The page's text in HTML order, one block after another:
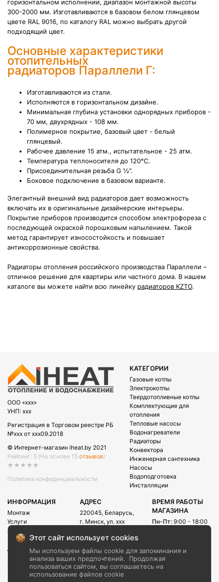
горизонтальном исполнении, диапазон монтажной высоты
300-2000 мм. Изготавливаются в базовом белом глянцевом
цвете RAL 9016, по каталогу RAL можно выбрать другой
подходящий цвет.
Основные характеристики
отопительных
радиаторов Параллели Г:
Изготавливаются из стали.
Исполняются в горизонтальном дизайне.
Минимальная глубина установки однорядных приборов -
70 мм, двухрядных - 108 мм.
Полимерное покрытие, базовый цвет - белый
глянцевый.
Рабочее давление 15 атм., испытательное - 25 атм.
Температура теплоносителя до 120°С.
Присоединительная резьба G ½".
Боковое подключение в базовом варианте.
Элегантный внешний вид радиаторов дает возможность
включать их в оригинальные дизайнерские интерьеры.
Покрытие приборов производится способом электрофореза с
последующей окраской порошковым напылением. Такой
метод гарантирует износостойкость и повышает
антикоррозионные свойства.
Радиаторы отопления российского производства Параллели –
отличное решение для квартиры или частного дома. В нашем
каталоге вы можете найти всю линейку радиаторов KZTO.
OOO «xxx»
УНП: xxx
Регистрация в Торговом реестре РБ
№xxx от xxx09.2018
© Интернет-магазин iheat.by 2021
Рейтинг: 5 (На основе 15 отзывов)
★★★★★
Политика конфиденциальности
КАТЕГОРИИ
Газовые котлы
Электрокотлы
Твердотопливные котлы
Комплектующие для
отопления
Тепловые насосы
Водонагреватели
Радиаторы
Конвектора
Инженерная сантехника
Насосы
Водоподготовка
Инсталляции
ИНФОРМАЦИЯ
Монтаж
Услуги
Акции
Рассрочка
Доставка и оплата
О компании
Контакты
АДРЕС
220045, Беларусь,
г. Минск, ул. xxx
E-mail:
info@iheat.by
ВРЕМЯ РАБОТЫ
МАГАЗИНА
Пн-Пт: 9:00 - 18:00
CALL-ЦЕНТРА
Сб-Вс:
Этот сайт использует cookies
Мы используем файлы cookie для запоминания и
анализа ваших предпочтений.
Продолжая
пользоваться сайтом, вы соглашаетесь на
использование файлов cookie